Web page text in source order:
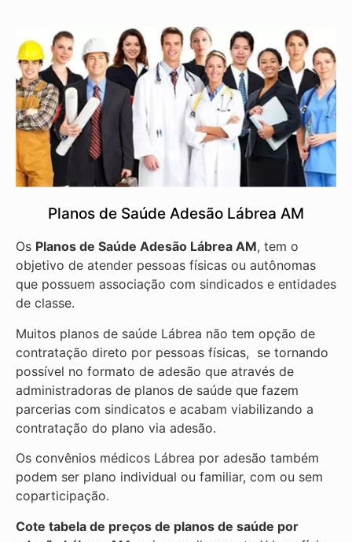
Planos de Saúde Adesão Lábrea AM
Os Planos de Saúde Adesão Lábrea AM, tem o
objetivo de atender pessoas físicas ou autônomas
que possuem associação com sindicados e entidades
de classe.
Muitos planos de saúde Lábrea não tem opção de
contratação direto por pessoas físicas, se tornando
possível no formato de adesão que através de
administradoras de planos de saúde que fazem
parcerias com sindicatos e acabam viabilizando a
contratação do plano via adesão.
Os convênios médicos Lábrea por adesão também
podem ser plano individual ou familiar, com ou sem
coparticipação.
Cote tabela de preços de planos de saúde por